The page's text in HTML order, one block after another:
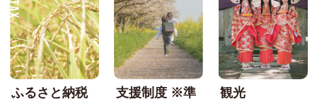
ふるさと納税
支援制度 ※準
観光